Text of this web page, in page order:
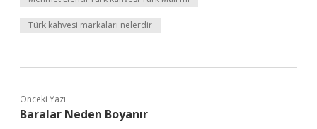
Türk kahvesi markaları nelerdir
Önceki Yazı
Baralar Neden Boyanır